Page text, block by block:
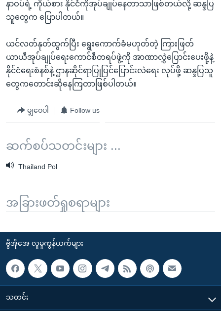
နာဝပ်ရဲ့ ကိုယ်စား နိုင်ငံကိုအုပ်ချုပ်နေတာသာဖြစ်တယ်လို့ ဆန္ဒပြ
သူတွေက ပြောပါတယ်။
ယင်လတ်နုတ်ထွက်ပြီး ရွေးကောက်ခံမဟုတ်တဲ့ ကြားဖြတ်
ယာယီအုပ်ချုပ်ရေးကောင်စီတရပ်ဖွဲ့ကို အာဏာလွှဲပြောင်းပေးဖို့နဲ့
နိုင်ငံရေးစံနစ်နဲ့ ဌာနဆိုင်ရာပြုပြင်ပြောင်းလဲရေး လုပ်ဖို့ ဆန္ဒပြသူ
တွေကတောင်းဆိုနေကြတာဖြစ်ပါတယ်။
မျှဝေပါ Follow us
ဆက်စပ်သတင်းများ ...
Thailand Pol
အခြားဖတ်ရှုစရာများ
ဗွီအိုအေ လူမှုကွန်ယက်များ
သတင်း